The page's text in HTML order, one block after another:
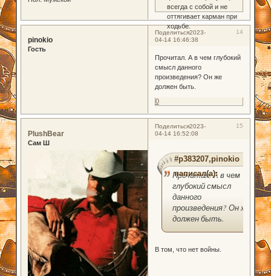
всегда с собой и не
оттягивает карман при
ходьбе.
Поделиться 14
2023-
04-14 16:46:38
pinokio
Гость
Прочитал. А в чем глубокий
смысл данного
произведения? Он же
должен быть.
0
Поделиться 15
2023-
04-14 16:52:08
PlushBear
Сам Ш
#p383207,pinokio
написал(а):
Прочитал. А в чем
глубокий смысл
данного
произведения? Он же
должен быть.
В том, что нет войны.